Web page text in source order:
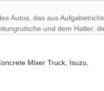
Autos, das aus
und dem Halter,